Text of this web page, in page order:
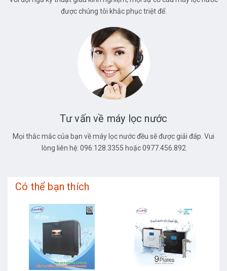
được chúng tôi khắc phục triệt để.
Tư vấn về máy lọc nước
Mọi thắc mắc của bạn về máy lọc nước đều sẽ được giải đáp. Vui
lòng liên hệ: 096.128.3355 hoặc 0977.456.892
Có thể bạn thích